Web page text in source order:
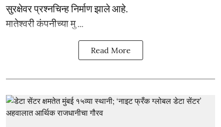
सुरक्षेवर प्रश्नचिन्ह निर्माण झाले आहे.
मातेश्वरी कंपनीच्या मु ...
Read More